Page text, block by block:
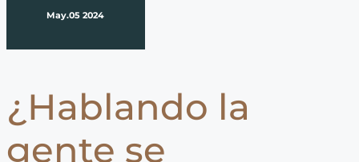
May.05 2024
¿Hablando la
gente se